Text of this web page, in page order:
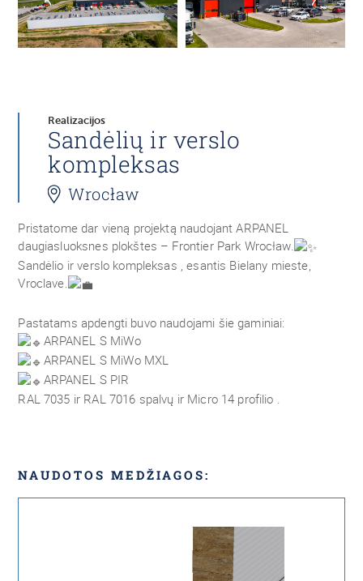
Realizacijos
Sandėlių ir verslo
kompleksas
Wrocław
Pristatome dar vieną projektą naudojant ARPANEL
daugiasluoksnes plokštes – Frontier Park Wrocław.
Sandėlio ir verslo kompleksas , esantis Bielany mieste,
Vroclave.
Pastatams apdengti buvo naudojami šie gaminiai:
ARPANEL S MiWo
ARPANEL S MiWo MXL
ARPANEL S PIR
RAL 7035 ir RAL 7016 spalvų ir Micro 14 profilio .
NAUDOTOS MEDŽIAGOS: